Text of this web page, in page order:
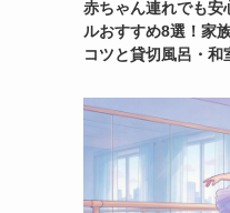
赤ちゃん連れでも安
ルおすすめ8選！家
コツと貸切風呂・